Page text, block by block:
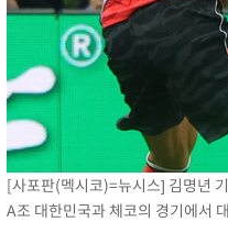
[사포판(멕시코)=뉴시스] 김명년
A조 대한민국과 체코의 경기에서